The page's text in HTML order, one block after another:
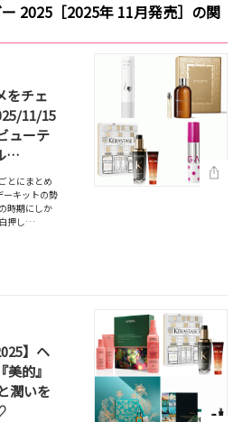
2025［2025年 11月発売］の関
をチェ
11/15
ューテ
…
とにまとめ
ーキットの勢
時期にしか
押し…
】ヘ
的』
潤いを